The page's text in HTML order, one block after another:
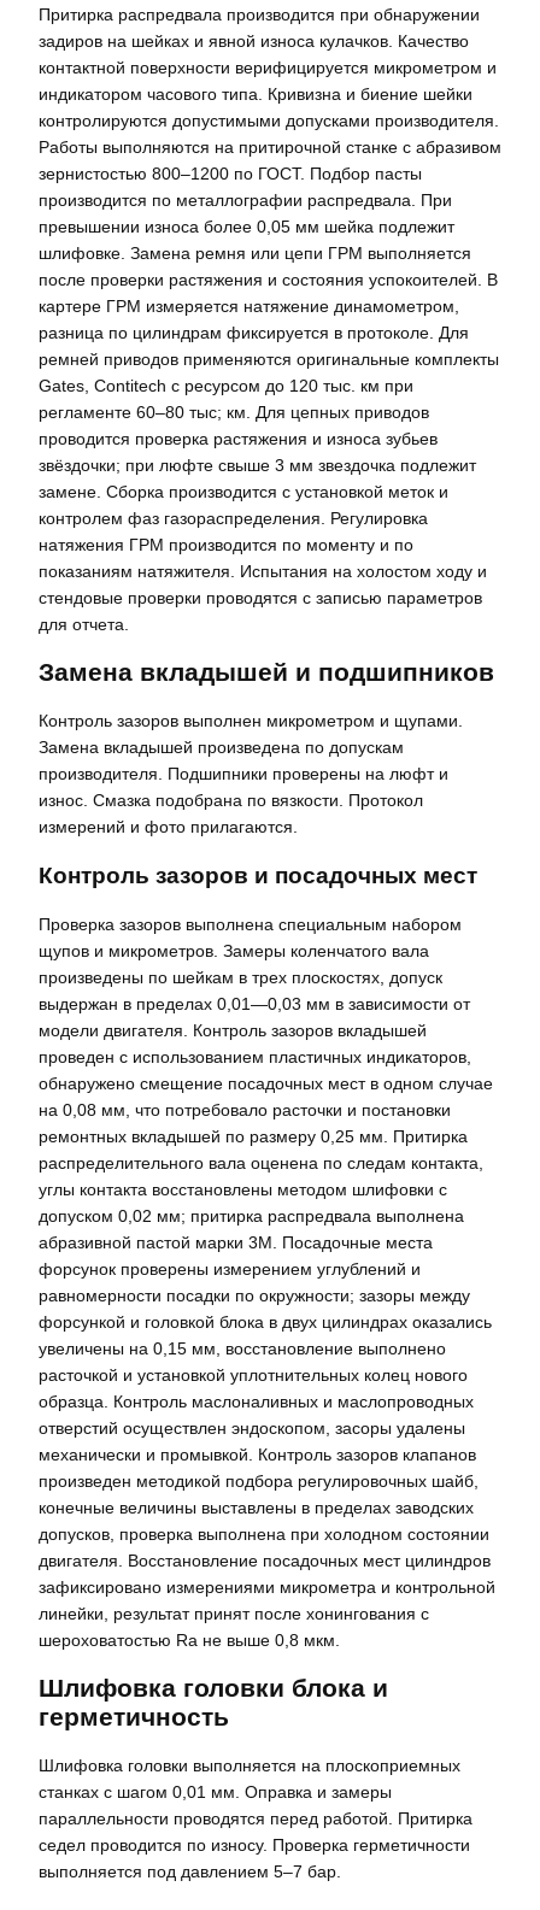
Притирка распредвала производится при обнаружении
задиров на шейках и явной износа кулачков. Качество
контактной поверхности верифицируется микрометром и
индикатором часового типа. Кривизна и биение шейки
контролируются допустимыми допусками производителя.
Работы выполняются на притирочной станке с абразивом
зернистостью 800–1200 по ГОСТ. Подбор пасты
производится по металлографии распредвала. При
превышении износа более 0,05 мм шейка подлежит
шлифовке. Замена ремня или цепи ГРМ выполняется
после проверки растяжения и состояния успокоителей. В
картере ГРМ измеряется натяжение динамометром,
разница по цилиндрам фиксируется в протоколе. Для
ремней приводов применяются оригинальные комплекты
Gates, Contitech с ресурсом до 120 тыс. км при
регламенте 60–80 тыс; км. Для цепных приводов
проводится проверка растяжения и износа зубьев
звёздочки; при люфте свыше 3 мм звездочка подлежит
замене. Сборка производится с установкой меток и
контролем фаз газораспределения. Регулировка
натяжения ГРМ производится по моменту и по
показаниям натяжителя. Испытания на холостом ходу и
стендовые проверки проводятся с записью параметров
для отчета.
Замена вкладышей и подшипников
Контроль зазоров выполнен микрометром и щупами.
Замена вкладышей произведена по допускам
производителя. Подшипники проверены на люфт и
износ. Смазка подобрана по вязкости. Протокол
измерений и фото прилагаются.
Контроль зазоров и посадочных мест
Проверка зазоров выполнена специальным набором
щупов и микрометров. Замеры коленчатого вала
произведены по шейкам в трех плоскостях, допуск
выдержан в пределах 0,01—0,03 мм в зависимости от
модели двигателя. Контроль зазоров вкладышей
проведен с использованием пластичных индикаторов,
обнаружено смещение посадочных мест в одном случае
на 0,08 мм, что потребовало расточки и постановки
ремонтных вкладышей по размеру 0,25 мм. Притирка
распределительного вала оценена по следам контакта,
углы контакта восстановлены методом шлифовки с
допуском 0,02 мм; притирка распредвала выполнена
абразивной пастой марки 3M. Посадочные места
форсунок проверены измерением углублений и
равномерности посадки по окружности; зазоры между
форсункой и головкой блока в двух цилиндрах оказались
увеличены на 0,15 мм, восстановление выполнено
расточкой и установкой уплотнительных колец нового
образца. Контроль маслоналивных и маслопроводных
отверстий осуществлен эндоскопом, засоры удалены
механически и промывкой. Контроль зазоров клапанов
произведен методикой подбора регулировочных шайб,
конечные величины выставлены в пределах заводских
допусков, проверка выполнена при холодном состоянии
двигателя. Восстановление посадочных мест цилиндров
зафиксировано измерениями микрометра и контрольной
линейки, результат принят после хонингования с
шероховатостью Ra не выше 0,8 мкм.
Шлифовка головки блока и
герметичность
Шлифовка головки выполняется на плоскоприемных
станках с шагом 0,01 мм. Оправка и замеры
параллельности проводятся перед работой. Притирка
седел проводится по износу. Проверка герметичности
выполняется под давлением 5–7 бар.